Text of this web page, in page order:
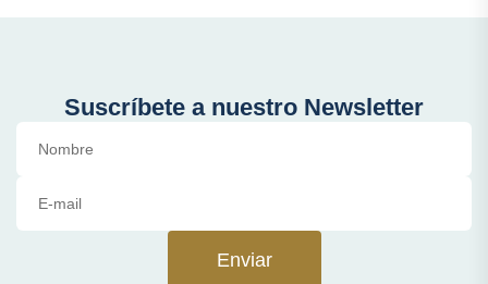
Suscríbete a nuestro Newsletter
Enviar